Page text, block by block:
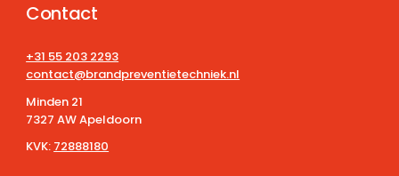
Contact
+31 55 203 2293
contact@brandpreventietechniek.nl
Minden 21
7327 AW Apeldoorn
KVK: 72888180